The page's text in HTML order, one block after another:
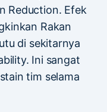
Reduction. Efek
Rakan
di sekitarnya
Ini sangat
tim selama